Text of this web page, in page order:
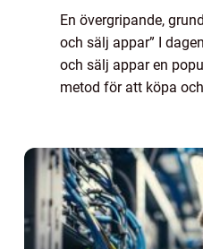
En övergripande,
och sälj appar” I
och sälj appar en
metod för att köpa